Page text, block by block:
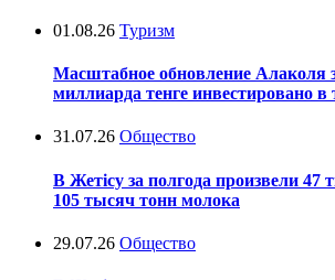
01.08.26 Туризм
Масштабное обновление Алаколя
миллиарда тенге инвестировано в
31.07.26 Общество
В Жетісу за полгода произвели 47
105 тысяч тонн молока
29.07.26 Общество